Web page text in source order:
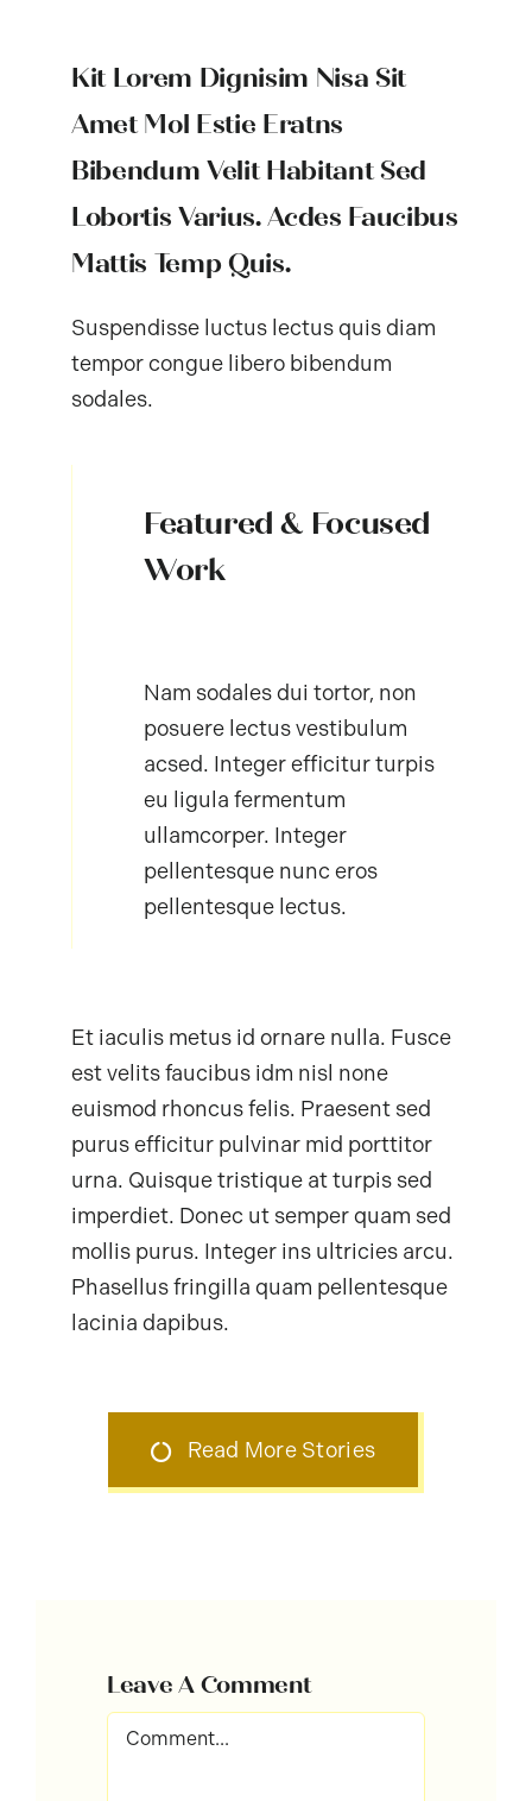
Kit Lorem Dignisim Nisa Sit
Amet Mol Estie Eratns
Bibendum Velit Habitant Sed
Lobortis Varius. Acdes Faucibus
Mattis Temp Quis.
Suspendisse luctus lectus quis diam
tempor congue libero bibendum
sodales.
Featured & Focused
Work
Nam sodales dui tortor, non
posuere lectus vestibulum
acsed. Integer efficitur turpis
eu ligula fermentum
ullamcorper. Integer
pellentesque nunc eros
pellentesque lectus.
Et iaculis metus id ornare nulla. Fusce
est velits faucibus idm nisl none
euismod rhoncus felis. Praesent sed
purus efficitur pulvinar mid porttitor
urna. Quisque tristique at turpis sed
imperdiet. Donec ut semper quam sed
mollis purus. Integer ins ultricies arcu.
Phasellus fringilla quam pellentesque
lacinia dapibus.
Read More Stories
Leave A Comment
Comment